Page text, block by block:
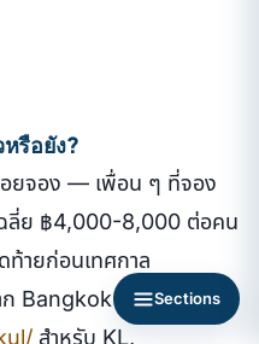
รือยัง?
ยจอง — เพื่อน ๆ ที่จอง
ลี่ย ฿4,000-8,000 ต่อคน
ท้ายก่อนเทศกาล
ก Bangkok ไปเส้นทาง
สำหรับ KL,
Sections